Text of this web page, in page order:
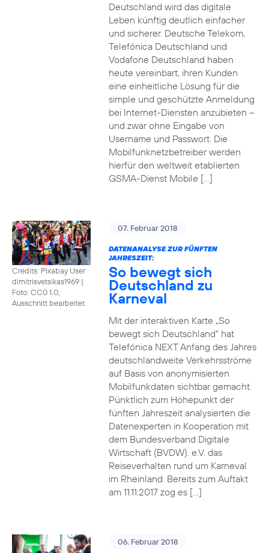
Deutschland wird das digitale
Leben künftig deutlich einfacher
und sicherer. Deutsche Telekom,
Telefónica Deutschland und
Vodafone Deutschland haben
heute vereinbart, ihren Kunden
eine einheitliche Lösung für die
simple und geschützte Anmeldung
bei Internet-Diensten anzubieten –
und zwar ohne Eingabe von
Username und Passwort. Die
Mobilfunknetzbetreiber werden
hierfür den weltweit etablierten
GSMA-Dienst Mobile […]
Credits: Pixabay User
dimitrisvetsikas1969 |
Foto: CC0 1.0,
Ausschnitt bearbeitet
07. Februar 2018
DATENANALYSE ZUR FÜNFTEN
JAHRESZEIT:
So bewegt sich
Deutschland zu
Karneval
Mit der interaktiven Karte „So
bewegt sich Deutschland“ hat
Telefónica NEXT Anfang des Jahres
deutschlandweite Verkehrsströme
auf Basis von anonymisierten
Mobilfunkdaten sichtbar gemacht.
Pünktlich zum Höhepunkt der
fünften Jahreszeit analysierten die
Datenexperten in Kooperation mit
dem Bundesverband Digitale
Wirtschaft (BVDW). e.V. das
Reiseverhalten rund um Karneval
im Rheinland. Bereits zum Auftakt
am 11.11.2017 zog es […]
06. Februar 2018